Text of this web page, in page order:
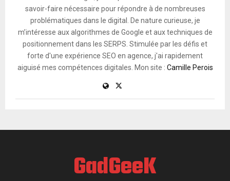
savoir-faire nécessaire pour répondre à de nombreuses
problématiques dans le digital. De nature curieuse, je
m’intéresse aux algorithmes de Google et aux techniques de
positionnement dans les SERPS. Stimulée par les défis et
forte d'une expérience SEO en agence, j'ai rapidement
aiguisé mes compétences digitales. Mon site : Camille Perois
GadGeeK